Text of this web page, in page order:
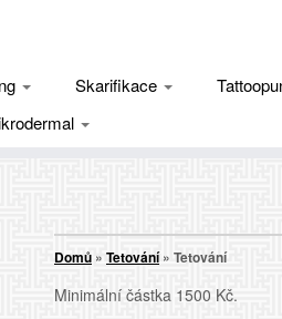
Skarifikace
Domů » Tetování» Tetování
Minimální částka 1500 Kč.